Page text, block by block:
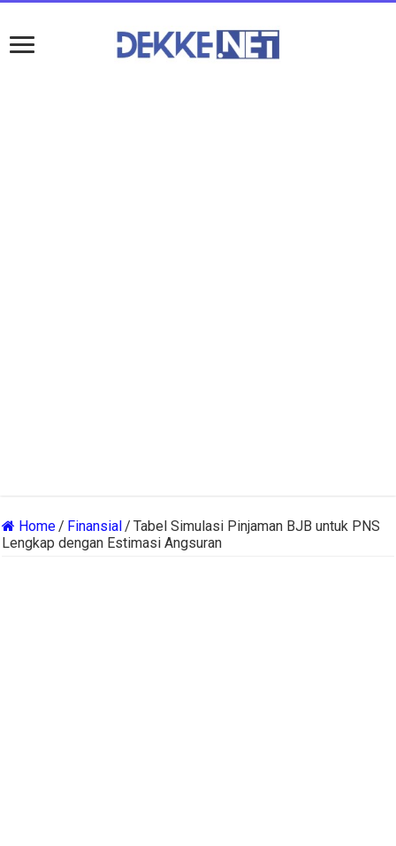
Home/ Finansial/ Tabel Simulasi Pinjaman BJB untuk PNS
Lengkap dengan Estimasi Angsuran